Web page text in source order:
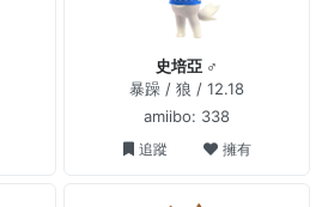
史培亞 ♂
暴躁 / 狼 / 12.18
amiibo: 338
追蹤 擁有